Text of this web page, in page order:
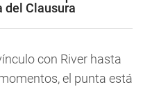
del Clausura
con River hasta
el punta está